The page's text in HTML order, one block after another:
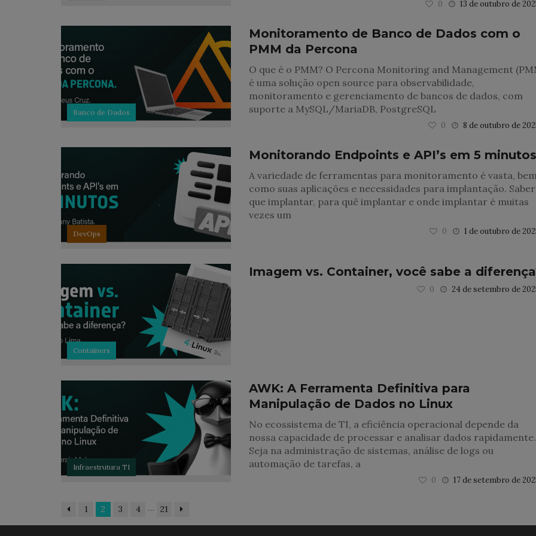
13 de outubro de
0
Banco de Dados
Monitoramento de Banco de Dados com o
PMM da Percona
O que é o PMM? O Percona Monitoring and Management
é uma solução open source para observabilidade,
monitoramento e gerenciamento de bancos de dados, com
suporte a MySQL/MariaDB, PostgreSQL
8 de outubro de
0
DevOps
Monitorando Endpoints e API’s em 5 minutos
A variedade de ferramentas para monitoramento é vasta, bem
como suas aplicações e necessidades para implantação.
que implantar, para quê implantar e onde implantar é muitas
vezes um
1 de outubro de
0
Containers
Imagem vs. Container, você sabe a
24 de setembro de
0
Infraestrutura TI
AWK: A Ferramenta Definitiva para
Manipulação de Dados no Linux
No ecossistema de TI, a eficiência operacional depende da
nossa capacidade de processar e analisar dados rapidamente.
Seja na administração de sistemas, análise de logs ou
automação de tarefas, a
17 de setembro de
0
1 2 3 4 … 21